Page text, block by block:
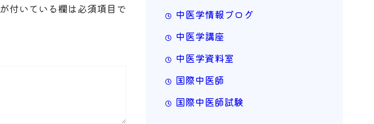
が付いている欄は必須項目で
中医学情報ブログ
中医学講座
中医学資料室
国際中医師
国際中医師試験